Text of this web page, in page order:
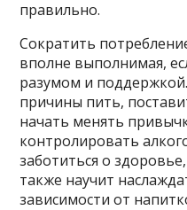
правильно.
Сократить
вполне выполнимая,
разумом и
причины пить,
начать менять
контролировать
заботиться о
также научит
зависимости от